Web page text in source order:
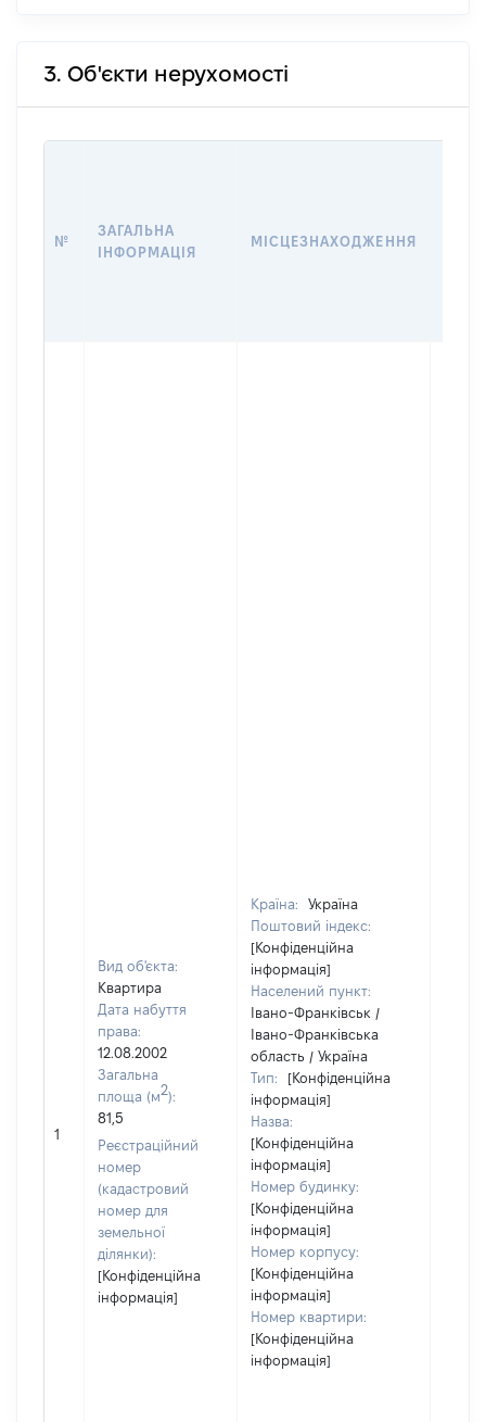
3. Об'єкти нерухомості
№
ЗАГАЛЬНА
ІНФОРМАЦІЯ
МІСЦЕЗНАХОДЖЕННЯ
1
Вид об'єкта:
Квартира
Дата набуття
права:
12.08.2002
Загальна
площа (м2):
81,5
Реєстраційний
номер
(кадастровий
номер для
земельної
ділянки):
[Конфіденційна
інформація]
Країна:
Україна
Поштовий індекс:
[Конфіденційна
інформація]
Населений пункт:
Івано-Франківськ /
Івано-Франківська
область / Україна
Тип:
[Конфіденційна
інформація]
Назва:
[Конфіденційна
інформація]
Номер будинку:
[Конфіденційна
інформація]
Номер корпусу:
[Конфіденційна
інформація]
Номер квартири:
[Конфіденційна
інформація]